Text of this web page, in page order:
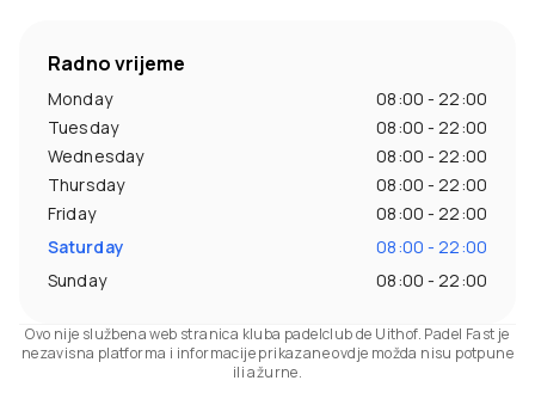
Radno vrijeme
Monday
08:00 - 22:00
Tuesday
08:00 - 22:00
Wednesday
08:00 - 22:00
Thursday
08:00 - 22:00
Friday
08:00 - 22:00
Saturday
08:00 - 22:00
Sunday
08:00 - 22:00
Ovo nije službena web stranica kluba padelclub de Uithof. Padel Fast je
nezavisna platforma i informacije prikazane ovdje možda nisu potpune
ili ažurne.